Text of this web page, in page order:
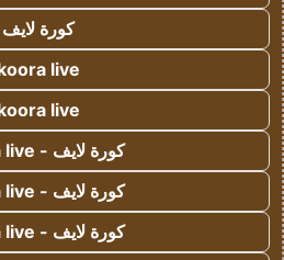
كورة لايف
live
live
كورة لايف - koora live
كورة لايف - koora live
كورة لايف - koora live